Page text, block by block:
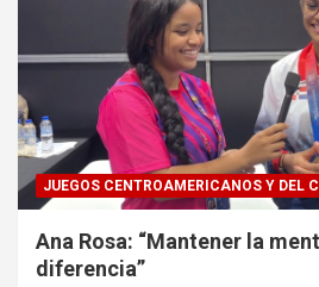
JUEGOS CENTROAMERICANOS Y DEL
Ana Rosa: “Mantener la
diferencia”